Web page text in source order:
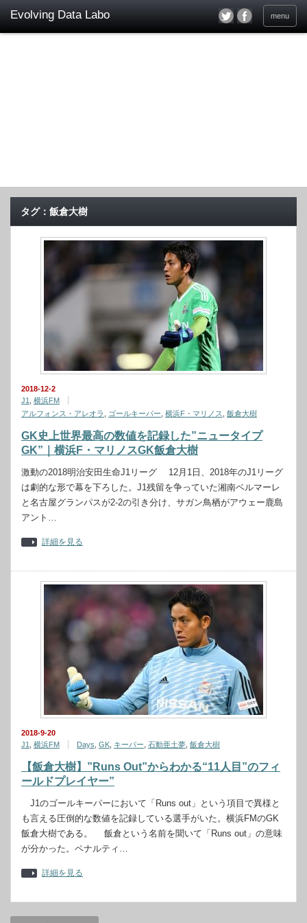
menu
タグ：飯倉大樹
2018-12-2
J1
横浜FM
アルフォンス・アレオラ
ゴールキーパー 横浜F・マリノス 飯倉大樹
GK史上世界最高の数値を記録した”ニュータイプ
GK”｜横浜F・マリノスGK飯倉大樹
激動の2018明治安田生命J1リーグ 12月1日、2018年のJ1リーグ
は劇的な形で幕を下ろした。J1残留を争っていた湘南ベルマーレ
と名古屋グランパスが2-2の引き分け、サガン鳥栖がアウェー鹿島
アント…
詳細を見る
2018-9-20
J1
横浜FM Days GK キーパー 石動亜土夢 飯倉大樹
【飯倉大樹】”Runs Out”からわかる“11人目”のフィ
ールドプレイヤー”
J1のゴールキーパーにおいて「Runs out」という項目で異様と
も言える圧倒的な数値を記録している選手がいた。横浜FMのGK
飯倉大樹である。 飯倉という名前を聞いて「Runs out」の意味
が分かった。ペナルティ…
詳細を見る